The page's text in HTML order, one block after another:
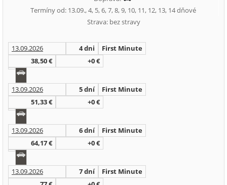
Termíny od: 13.09., 4, 5, 6, 7, 8, 9, 10, 11, 12, 13, 14 dňové
Strava: bez stravy
13.09.2026 4 dni
First Minute
38,50 €
+0 €
13.09.2026 5 dní
First Minute
51,33 €
+0 €
13.09.2026 6 dní
First Minute
64,17 €
+0 €
13.09.2026 7 dní
First Minute